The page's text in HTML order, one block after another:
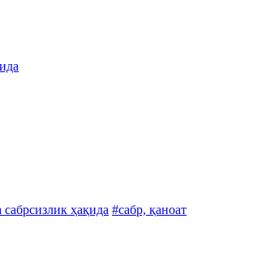
сабрсизлик ҳақида #сабр, қаноат